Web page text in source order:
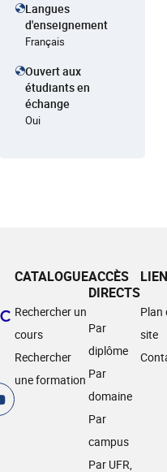
Langues
d'enseignement
Français
Ouvert aux
étudiants en
échange
Oui
CATALOGUE
Rechercher un
cours
Rechercher
une formation
ACCÈS
DIRECTS
Par
diplôme
Par
domaine
Par
campus
Par UFR,
Plan
site